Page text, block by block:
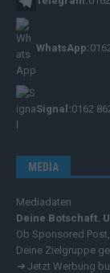
WhatsApp:
Signal:0162
MEDIA
Mediadaten
Deine Botschaft.
Ob Sponsored
Deine Zielgruppe
➔ Jetzt Werbung